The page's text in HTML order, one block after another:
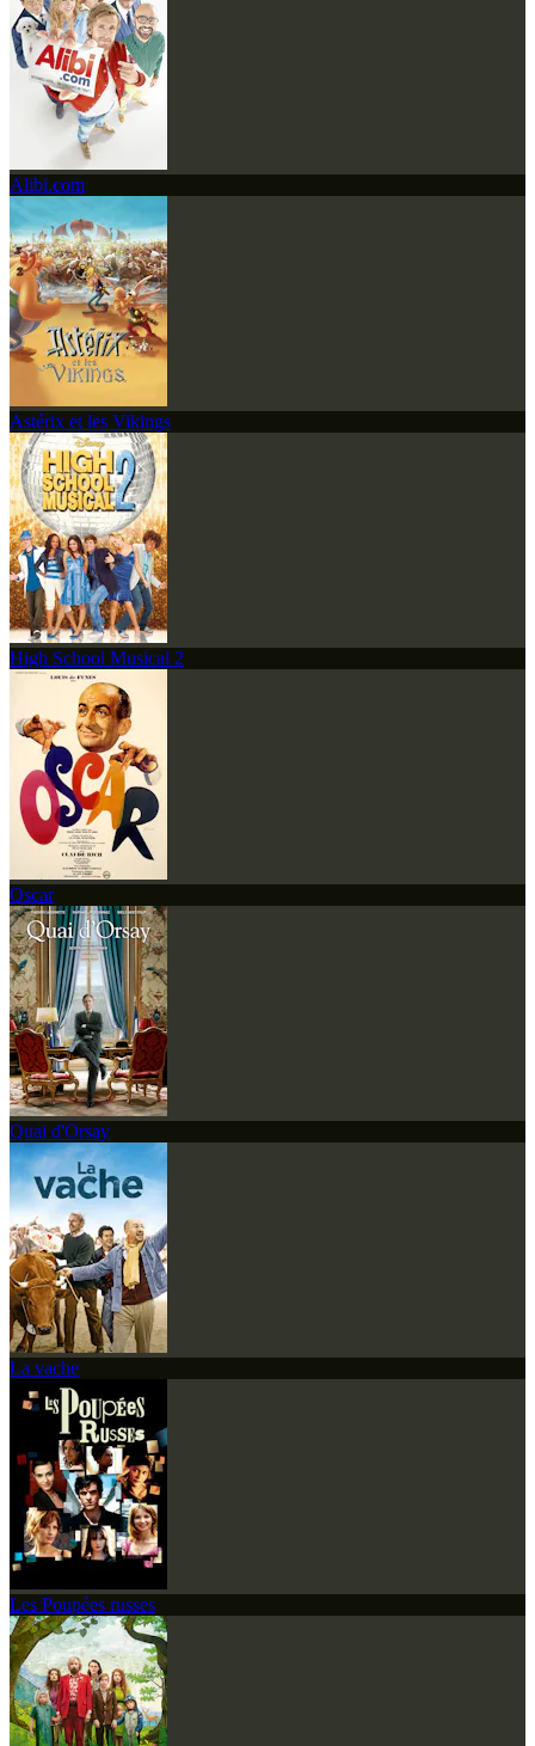
Alibi.com
Astérix et les Vikings
High School Musical 2
Oscar
Quai d'Orsay
La vache
Les Poupées russes